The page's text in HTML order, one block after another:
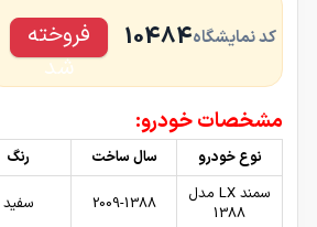
کد نمایشگاه10484
فروخته
شد
مشخصات خودرو:
نوع خودرو سال ساخت رنگ
سمند LX مدل
1388
2009-1388 سفید